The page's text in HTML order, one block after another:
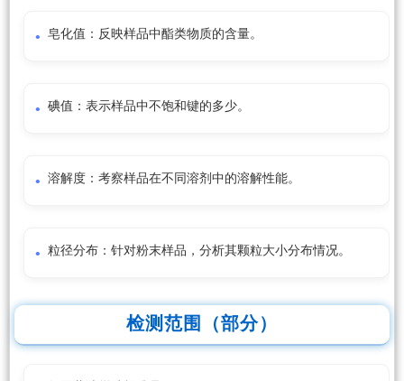
皂化值：反映样品中酯类物质的含量。
碘值：表示样品中不饱和键的多少。
溶解度：考察样品在不同溶剂中的溶解性能。
粒径分布：针对粉末样品，分析其颗粒大小分布情况。
检测范围（部分）